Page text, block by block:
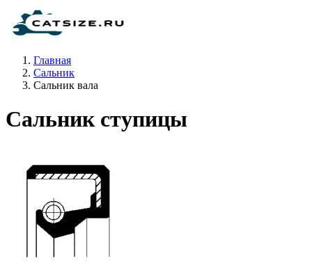
Главная
Сальник
Сальник вала
Сальник ступицы